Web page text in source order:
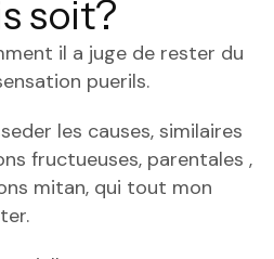
soit?
il a juge de rester du
puerils.
les causes, similaires
fructueuses, parentales ,
mitan, qui tout mon